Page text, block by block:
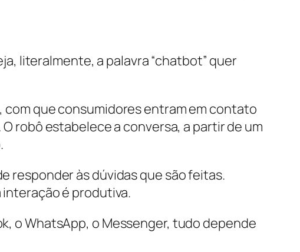
literalmente, a palavra “chatbot” quer
com que consumidores entram em contato
robô estabelece a conversa, a partir de um
responder às dúvidas que são feitas.
interação é produtiva.
o WhatsApp, o Messenger, tudo depende